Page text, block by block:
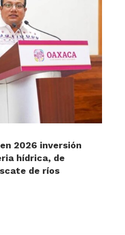
2026 inversión
hídrica, de
de ríos